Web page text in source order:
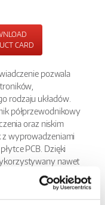
CARD
pozwala
rodzaju układów.
półprzewodnikowy
oraz niskim
z wyprowadzeniami
PCB. Dzięki
nawet
czy też spadku
urządzeniach
sterowania